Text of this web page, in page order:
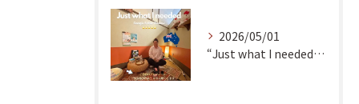
2026/05/01
“Just what I needed!” ✨